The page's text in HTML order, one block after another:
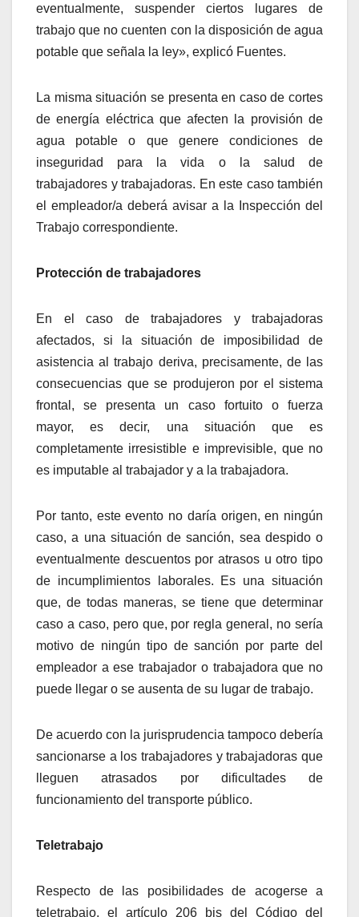
eventualmente, suspender ciertos lugares de
trabajo que no cuenten con la disposición de agua
potable que señala la ley», explicó Fuentes.
La misma situación se presenta en caso de cortes
de energía eléctrica que afecten la provisión de
agua potable o que genere condiciones de
inseguridad para la vida o la salud de
trabajadores y trabajadoras. En este caso también
el empleador/a deberá avisar a la Inspección del
Trabajo correspondiente.
Protección de trabajadores
En el caso de trabajadores y trabajadoras
afectados, si la situación de imposibilidad de
asistencia al trabajo deriva, precisamente, de las
consecuencias que se produjeron por el sistema
frontal, se presenta un caso fortuito o fuerza
mayor, es decir, una situación que es
completamente irresistible e imprevisible, que no
es imputable al trabajador y a la trabajadora.
Por tanto, este evento no daría origen, en ningún
caso, a una situación de sanción, sea despido o
eventualmente descuentos por atrasos u otro tipo
de incumplimientos laborales. Es una situación
que, de todas maneras, se tiene que determinar
caso a caso, pero que, por regla general, no sería
motivo de ningún tipo de sanción por parte del
empleador a ese trabajador o trabajadora que no
puede llegar o se ausenta de su lugar de trabajo.
De acuerdo con la jurisprudencia tampoco debería
sancionarse a los trabajadores y trabajadoras que
lleguen atrasados por dificultades de
funcionamiento del transporte público.
Teletrabajo
Respecto de las posibilidades de acogerse a
teletrabajo, el artículo 206 bis del Código del